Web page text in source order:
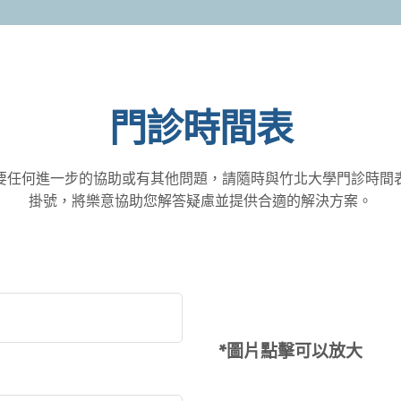
門診時間表
任何進一步的協助或有其他問題，請隨時與竹北大學門診時間
掛號，將樂意協助您解答疑慮並提供合適的解決方案。
*圖片點擊可以放大